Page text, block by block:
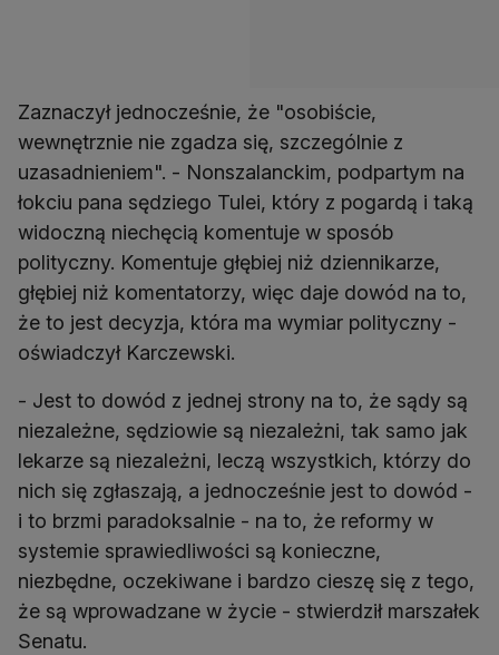
Zaznaczył jednocześnie, że "osobiście,
wewnętrznie nie zgadza się, szczególnie z
uzasadnieniem". - Nonszalanckim, podpartym na
łokciu pana sędziego Tulei, który z pogardą i taką
widoczną niechęcią komentuje w sposób
polityczny. Komentuje głębiej niż dziennikarze,
głębiej niż komentatorzy, więc daje dowód na to,
że to jest decyzja, która ma wymiar polityczny -
oświadczył Karczewski.
- Jest to dowód z jednej strony na to, że sądy są
niezależne, sędziowie są niezależni, tak samo jak
lekarze są niezależni, leczą wszystkich, którzy do
nich się zgłaszają, a jednocześnie jest to dowód -
i to brzmi paradoksalnie - na to, że reformy w
systemie sprawiedliwości są konieczne,
niezbędne, oczekiwane i bardzo cieszę się z tego,
że są wprowadzane w życie - stwierdził marszałek
Senatu.